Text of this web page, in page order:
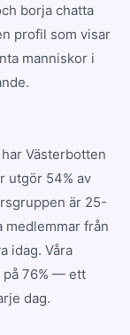
borja chatta
profil som visar
manniskor i
Västerbotten
utgör 54% av
är 25-
medlemmar från
idag. Våra
på 76% — ett
dag.